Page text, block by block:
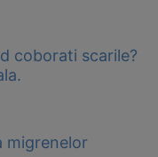
coborati scarile?
migrenelor